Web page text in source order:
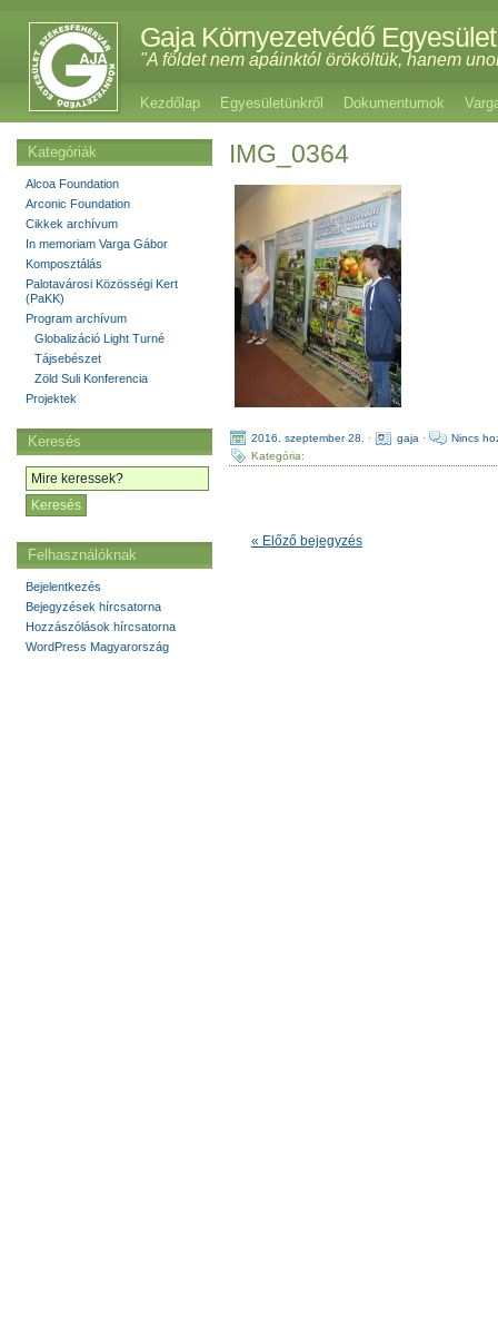
Gaja Környezetvédő Egyesület
"A földet nem apáinktól örököltük, hanem
Kezdőlap Egyesületünkről Dokumentumok
IMG_0364
2016. szeptember 28. · gaja ·
Nincs
Kategória:
« Előző bejegyzés
Kategóriák
Alcoa Foundation
Arconic Foundation
Cikkek archívum
In memoriam Varga Gábor
Komposztálás
Palotavárosi Közösségi Kert
(PaKK)
Program archívum
Globalizáció Light Turné
Tájsebészet
Zöld Suli Konferencia
Projektek
Keresés
Felhasználóknak
Bejelentkezés
Bejegyzések hírcsatorna
Hozzászólások hírcsatorna
WordPress Magyarország